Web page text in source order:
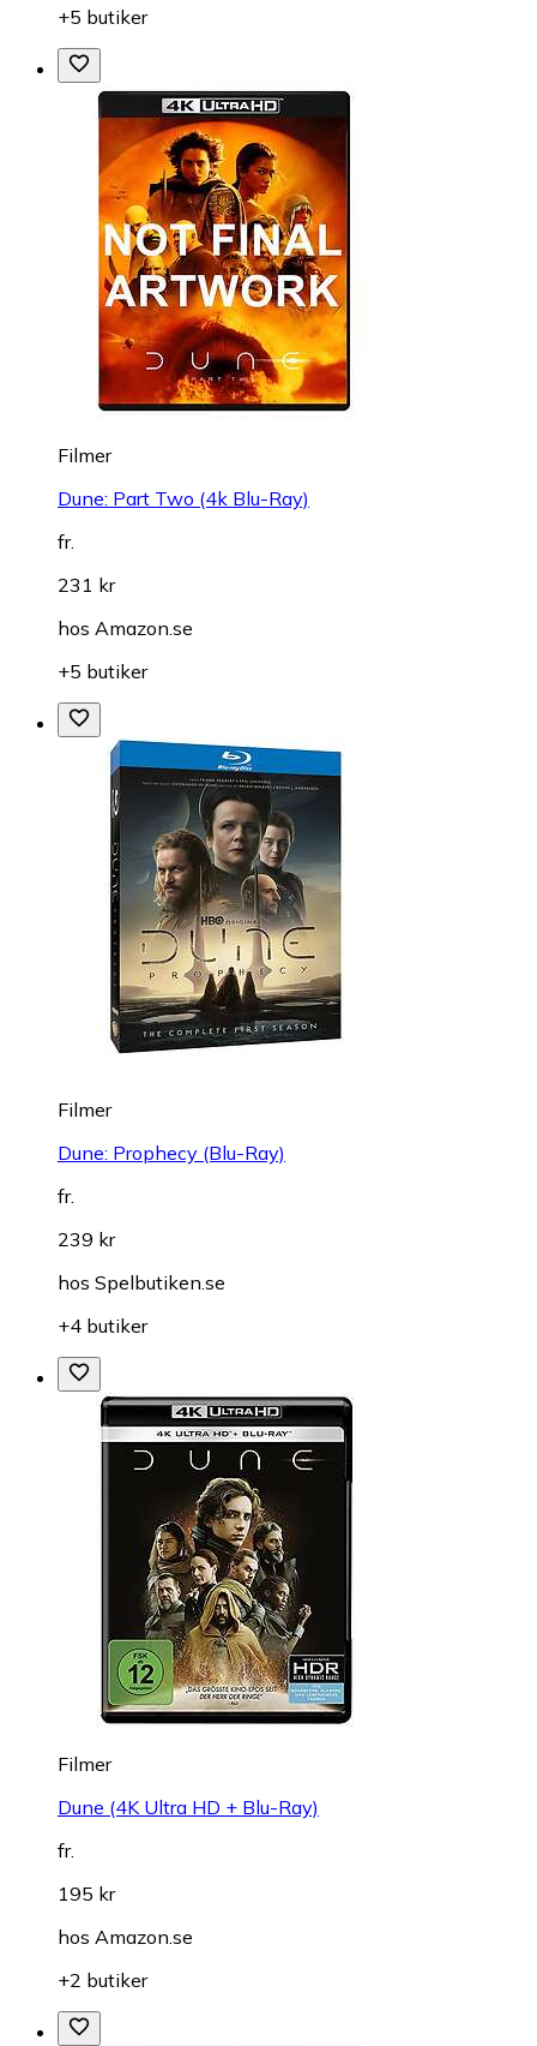
+5 butiker
Filmer
Dune: Part Two (4k Blu-Ray)
fr.
231 kr
hos Amazon.se
+5 butiker
Filmer
Dune: Prophecy (Blu-Ray)
fr.
239 kr
hos Spelbutiken.se
+4 butiker
Filmer
Dune (4K Ultra HD + Blu-Ray)
fr.
195 kr
hos Amazon.se
+2 butiker